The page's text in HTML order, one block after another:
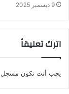
9 ديسمبر 2025
اترك تعليقاً
يجب أنت تكون مسجل